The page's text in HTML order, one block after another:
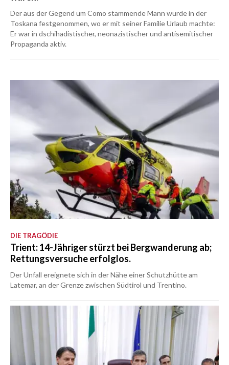
Der aus der Gegend um Como stammende Mann wurde in der
Toskana festgenommen, wo er mit seiner Familie Urlaub machte:
Er war in dschihadistischer, neonazistischer und antisemitischer
Propaganda aktiv.
DIE TRAGÖDIE
Trient: 14-Jähriger stürzt bei Bergwanderung ab;
Rettungsversuche erfolglos.
Der Unfall ereignete sich in der Nähe einer Schutzhütte am
Latemar, an der Grenze zwischen Südtirol und Trentino.